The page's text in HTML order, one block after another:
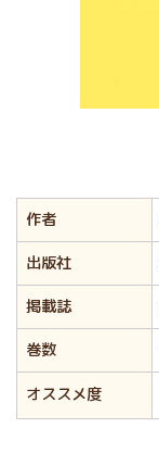
作者
出版社
掲載誌
巻数
オススメ度